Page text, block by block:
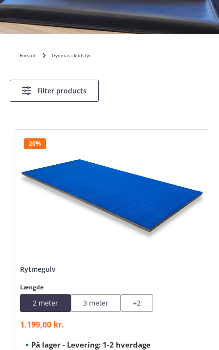
Forside Gymnastikudstyr
Filter products
20%
Rytmegulv
Select
Længde
2 meter 3 meter +2
Sale price:
1.199,00 kr.
På lager - Levering: 1-2 hverdage